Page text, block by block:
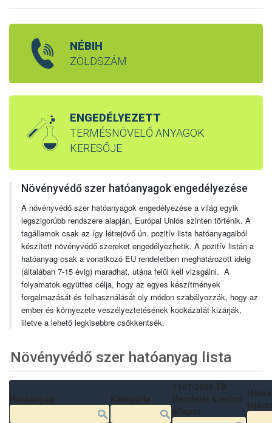
NÉBIH
ZÖLDSZÁM
ENGEDÉLYEZETT
TERMÉSNÖVELŐ ANYAGOK
KERESŐJE
Növényvédő szer hatóanyagok engedélyezése
A növényvédő szer hatóanyagok engedélyezése a világ egyik
legszigorúbb rendszere alapján, Európai Uniós szinten történik. A
tagállamok csak az így létrejövő ún. pozitív lista hatóanyagaiból
készített növényvédő szereket engedélyezhetik. A pozitív listán a
hatóanyag csak a vonatkozó EU rendeletben meghatározott ideig
(általában 7-15 évig) maradhat, utána felül kell vizsgálni. A
folyamatok együttes célja, hogy az egyes készítmények
forgalmazását és felhasználását oly módon szabályozzák, hogy az
ember és környezete veszélyeztetésének kockázatát kizárják,
illetve a lehető legkisebbre csökkentsék.
Növényvédő szer hatóanyag lista